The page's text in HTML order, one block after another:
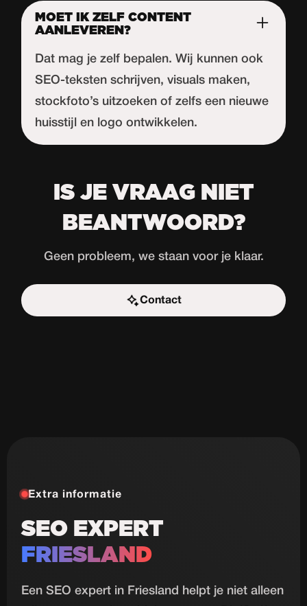
MOET IK ZELF CONTENT
AANLEVEREN?
Dat mag je zelf bepalen. Wij kunnen ook
SEO-teksten schrijven, visuals maken,
stockfoto’s uitzoeken of zelfs een nieuwe
huisstijl en logo ontwikkelen.
IS JE VRAAG NIET
BEANTWOORD?
Geen probleem, we staan voor je klaar.
Contact
Start de uitdaging
Extra informatie
SEO EXPERT
FRIESLAND
Een SEO expert in Friesland helpt je niet alleen